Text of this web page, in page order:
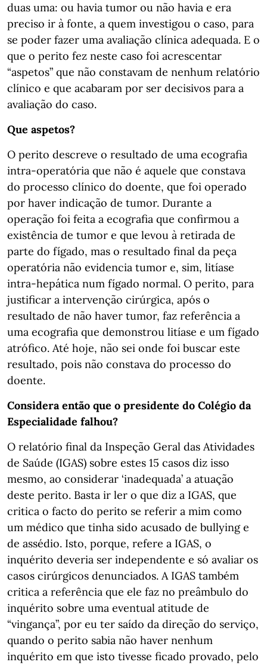
duas uma: ou havia tumor ou não havia e era
preciso ir à fonte, a quem investigou o caso, para
se poder fazer uma avaliação clínica adequada. E o
que o perito fez neste caso foi acrescentar
“aspetos” que não constavam de nenhum relatório
clínico e que acabaram por ser decisivos para a
avaliação do caso.
Que aspetos?
O perito descreve o resultado de uma ecografia
intra-operatória que não é aquele que constava
do processo clínico do doente, que foi operado
por haver indicação de tumor. Durante a
operação foi feita a ecografia que confirmou a
existência de tumor e que levou à retirada de
parte do fígado, mas o resultado final da peça
operatória não evidencia tumor e, sim, litíase
intra-hepática num fígado normal. O perito, para
justificar a intervenção cirúrgica, após o
resultado de não haver tumor, faz referência a
uma ecografia que demonstrou litíase e um fígado
atrófico. Até hoje, não sei onde foi buscar este
resultado, pois não constava do processo do
doente.
Considera então que o presidente do Colégio da
Especialidade falhou?
O relatório final da Inspeção Geral das Atividades
de Saúde (IGAS) sobre estes 15 casos diz isso
mesmo, ao considerar ‘inadequada’ a atuação
deste perito. Basta ir ler o que diz a IGAS, que
critica o facto do perito se referir a mim como
um médico que tinha sido acusado de bullying e
de assédio. Isto, porque, refere a IGAS, o
inquérito deveria ser independente e só avaliar os
casos cirúrgicos denunciados. A IGAS também
critica a referência que ele faz no preâmbulo do
inquérito sobre uma eventual atitude de
“vingança”, por eu ter saído da direção do serviço,
quando o perito sabia não haver nenhum
inquérito em que isto tivesse ficado provado, pelo